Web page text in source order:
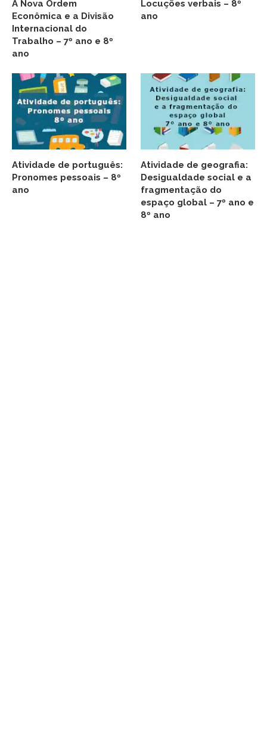
A Nova Ordem
Econômica e a Divisão
Internacional do
Trabalho – 7º ano e 8º
ano
Locuções verbais – 8º
ano
Atividade de português:
Pronomes pessoais – 8º
ano
Atividade de geografia:
Desigualdade social e a
fragmentação do
espaço global – 7º ano e
8º ano